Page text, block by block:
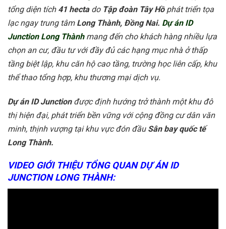
tổng diện tích 41 hectado Tập đoàn Tây Hồphát triển tọa
lạc ngay trung tâm Long Thành, Đồng Nai. Dự án ID
Junction Long Thànhmang đến cho khách hàng nhiều lựa
chọn an cư, đầu tư với đầy đủ các hạng mục nhà ở thấp
tầng biệt lập, khu căn hộ cao tầng, trường học liên cấp, khu
thể thao tổng hợp, khu thương mại dịch vụ.
Dự án ID Junctionđược định hướng trở thành một khu đô
thị hiện đại, phát triển bền vững với cộng đồng cư dân văn
minh, thịnh vượng tại khu vực đón đầu Sân bay quốc tế
Long Thành.
VIDEO GIỚI THIỆU TỔNG QUAN DỰ ÁN ID
JUNCTION LONG THÀNH: